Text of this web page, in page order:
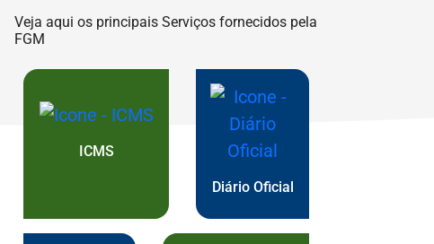
Próxima
Veja aqui os principais Serviços fornecidos pela
FGM
ICMS
Diário Oficial